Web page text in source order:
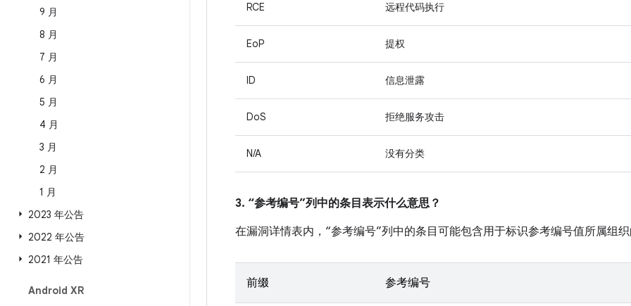
9 月
8 月
7 月
6 月
5 月
4 月
3 月
2 月
1 月
2023 年公告
2022 年公告
2021 年公告
Android XR
RCE 远程代码执行
EoP 提权
ID 信息泄露
DoS 拒绝服务攻击
N/A 没有分类
3. “参考编号”列中的条目表示什么意思？
在漏洞详情表内，“参考编号”列中的条目可能包含用于标识参考编号值所属组
前缀 参考编号